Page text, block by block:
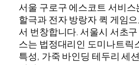
서울 구로구 에스코트 서비스
할극과 전자 방랑자 퀵 게임
서 번창합니다. 서울시 서초
스는 법정대리인 도미나트릭
특성, 가죽 바인딩 테두리 세